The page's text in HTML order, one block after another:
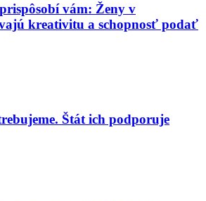
vám: Ženy v
kreativitu a schopnosť podať
Štát ich podporuje